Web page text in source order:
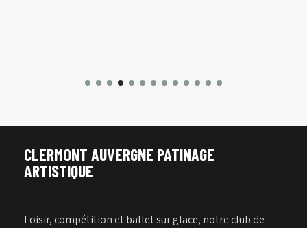
CLERMONT AUVERGNE PATINAGE
ARTISTIQUE
Loisir, compétition et ballet sur glace, notre club de